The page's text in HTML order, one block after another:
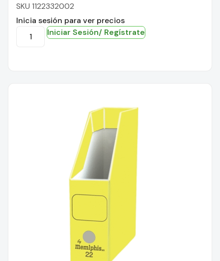
SKU 1122332002
Inicia sesión para ver precios
Iniciar Sesión/ Regístrate